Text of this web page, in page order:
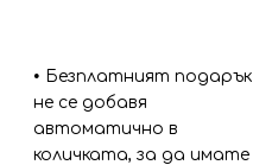
• Безплатният подарък
не се добавя
автоматично в
количката, за да имате